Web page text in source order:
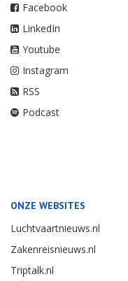
Facebook
LinkedIn
Youtube
Instagram
RSS
Podcast
ONZE WEBSITES
Luchtvaartnieuws.nl
Zakenreisnieuws.nl
Triptalk.nl